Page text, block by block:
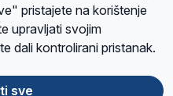
KontaktPravila privatnosti
reCAPTCHA sustavom
pristajete na korištenje
upravljati svojim
dali kontrolirani pristanak.
sve